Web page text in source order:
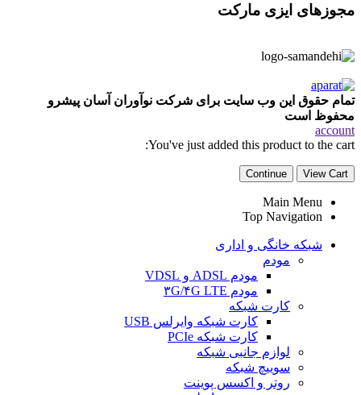
مجوزهای ایزی مارکت
تمام حقوق این وب سایت برای شرکت نوآوران آسان پیشرو
محفوظ است
account
You've just added this product to the cart:
View Cart
Continue
Main Menu
Top Navigation
شبکه خانگی و اداری
مودم
مودم ADSL و VDSL
مودم ۳G/۴G LTE
کارت شبکه
کارت شبکه وایرلس USB
کارت شبکه PCIe
لوازم جانبی شبکه
سوییچ شبکه
روتر و اکسس پوینت